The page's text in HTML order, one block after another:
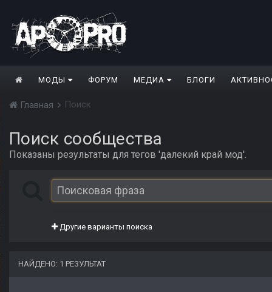
МОДЫ ФОРУМ МЕДИА БЛОГИ
Главная Поиск
Поиск сообщества
Показаны результаты для тегов 'далекий край мод'.
Другие варианты поиска
НАЙДЕНО: 1 РЕЗУЛЬТАТ